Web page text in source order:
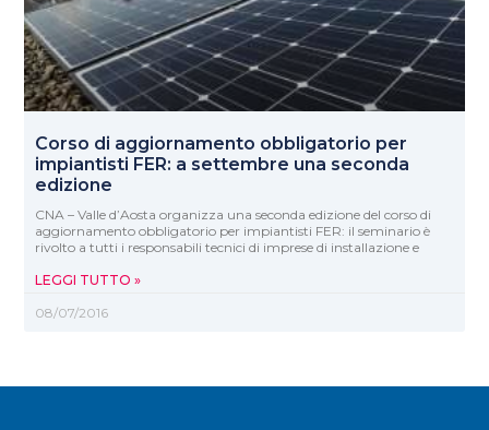
Corso di aggiornamento obbligatorio per
impiantisti FER: a settembre una seconda
edizione
CNA – Valle d’Aosta organizza una seconda edizione del corso di
aggiornamento obbligatorio per impiantisti FER: il seminario è
rivolto a tutti i responsabili tecnici di imprese di installazione e
LEGGI TUTTO »
08/07/2016